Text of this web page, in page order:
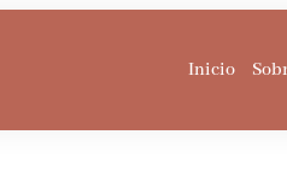
Inicio